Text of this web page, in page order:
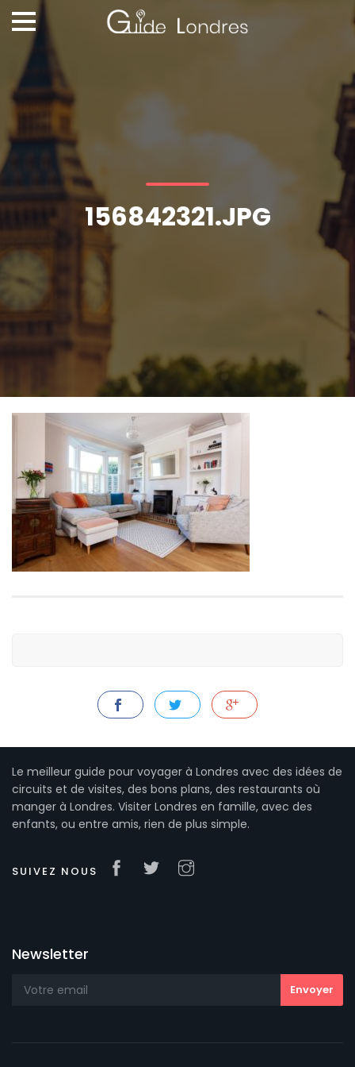
156842321.JPG
Le meilleur guide pour voyager à Londres avec des idées de
circuits et de visites, des bons plans, des restaurants où
manger à Londres. Visiter Londres en famille, avec des
enfants, ou entre amis, rien de plus simple.
SUIVEZ NOUS
Newsletter